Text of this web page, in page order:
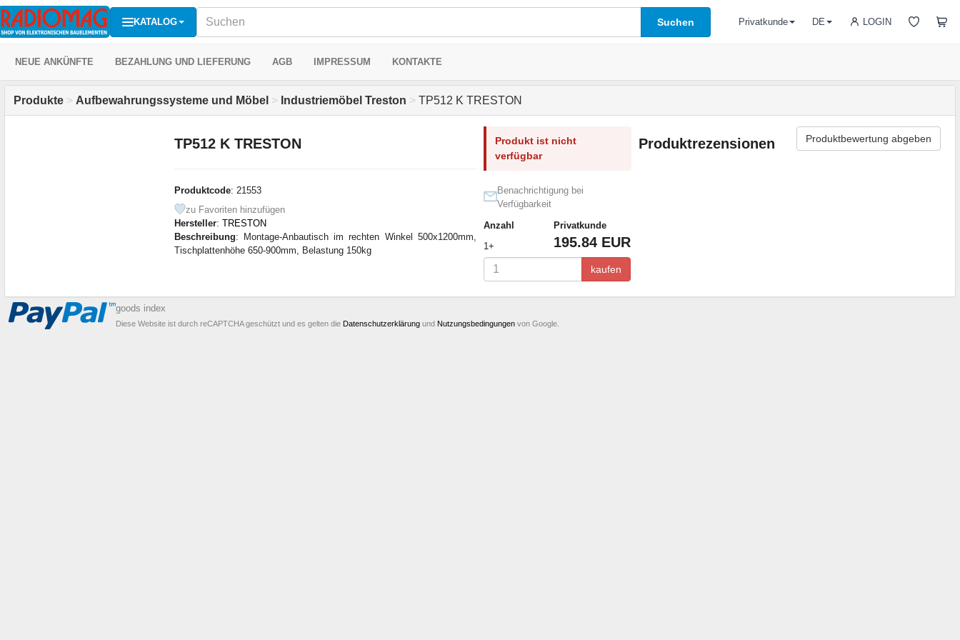
KATALOG Suchen LOGIN
Privatkunde DE
NEUE ANKÜNFTE BEZAHLUNG UND LIEFERUNG AGB IMPRESSUM KONTAKTE
Produkte > Aufbewahrungssysteme und Möbel > Industriemöbel Treston > TP512 K TRESTON
TP512 K TRESTON
Produktcode: 21553
zu Favoriten hinzufügen
Hersteller: TRESTON
Beschreibung: Montage-Anbautisch im rechten Winkel 500x1200mm,
Tischplattenhöhe 650-900mm, Belastung 150kg
Produkt ist nicht
verfügbar
Benachrichtigung bei
Verfügbarkeit
Anzahl
Privatkunde
1+
195.84 EUR
kaufen
Produktrezensionen Produktbewertung abgeben
goods index
Diese Website ist durch reCAPTCHA geschützt und es gelten die Datenschutzerklärung und Nutzungsbedingungen von Google.